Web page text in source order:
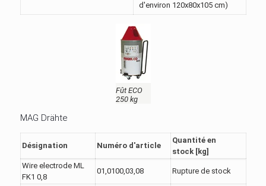
d'environ 120x80x105 cm)
Fût ECO
250 kg
MAG Drähte
Désignation Numéro d'article
Quantité en
stock [kg]
Wire electrode ML
FK1 0,8
01,0100,03,08 Rupture de stock